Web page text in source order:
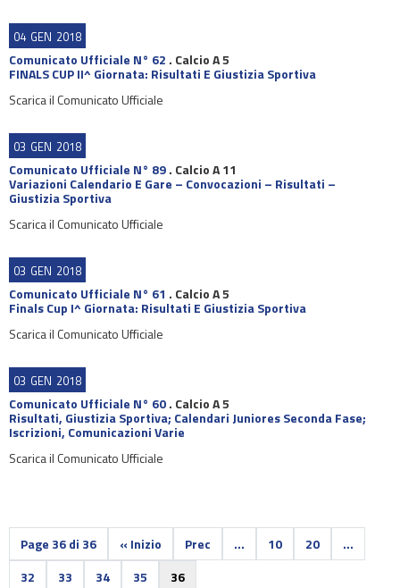
04 GEN 2018
Comunicato Ufficiale N° 62 . Calcio A 5
FINALS CUP II^ Giornata: Risultati E Giustizia Sportiva
Scarica il Comunicato Ufficiale
03 GEN 2018
Comunicato Ufficiale N° 89. Calcio A 11
Variazioni Calendario E Gare – Convocazioni – Risultati –
Giustizia Sportiva
Scarica il Comunicato Ufficiale
03 GEN 2018
Comunicato Ufficiale N° 61 . Calcio A 5
Finals Cup I^ Giornata: Risultati E Giustizia Sportiva
Scarica il Comunicato Ufficiale
03 GEN 2018
Comunicato Ufficiale N° 60. Calcio A 5
Risultati, Giustizia Sportiva; Calendari Juniores Seconda Fase;
Iscrizioni, Comunicazioni Varie
Scarica il Comunicato Ufficiale
Page 36 di 36 « Inizio Prec ... 10 20
...
32
33 34 35 36